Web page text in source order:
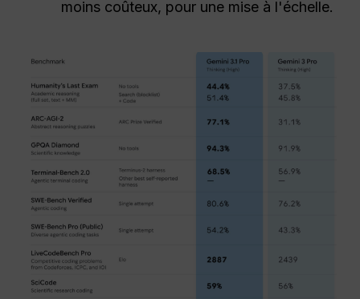
moins coûteux, pour une mise à l'échelle.